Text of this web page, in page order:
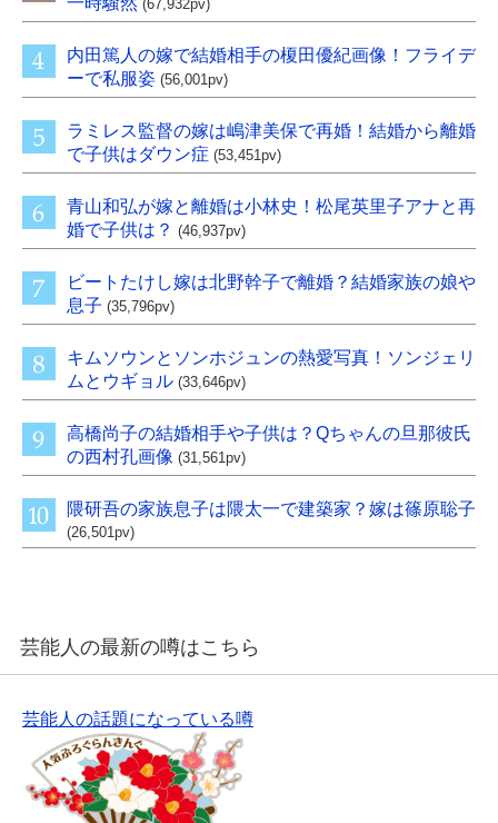
(67,932pv)
内田篤人の嫁で結婚相手の榎田優紀画像！フライデ
ーで私服姿 (56,001pv)
ラミレス監督の嫁は嶋津美保で再婚！結婚から離婚
で子供はダウン症 (53,451pv)
青山和弘が嫁と離婚は小林史！松尾英里子アナと再
婚で子供は？ (46,937pv)
ビートたけし嫁は北野幹子で離婚？結婚家族の娘や
息子 (35,796pv)
キムソウンとソンホジュンの熱愛写真！ソンジェリ
ムとウギョル (33,646pv)
高橋尚子の結婚相手や子供は？Qちゃんの旦那彼氏
の西村孔画像 (31,561pv)
隈研吾の家族息子は隈太一で建築家？嫁は篠原聡子
(26,501pv)
芸能人の最新の噂はこちら
芸能人の話題になっている噂